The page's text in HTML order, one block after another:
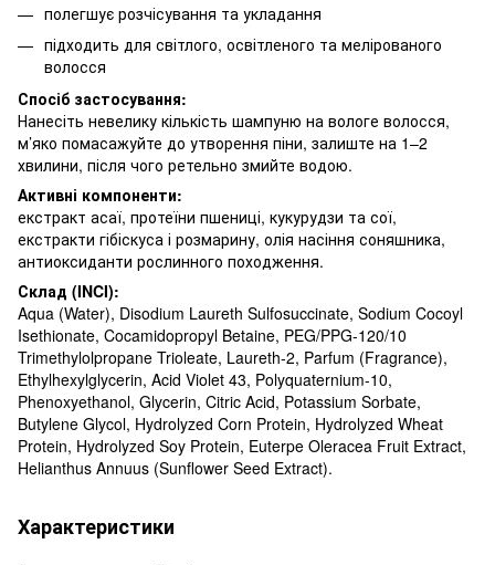
полегшує розчісування та укладання
підходить для світлого, освітленого та мелірованого
волосся
Спосіб застосування:
Нанесіть невелику кількість шампуню на вологе волосся,
м’яко помасажуйте до утворення піни, залиште на 1–2
хвилини, після чого ретельно змийте водою.
Активні компоненти:
екстракт асаї, протеїни пшениці, кукурудзи та сої,
екстракти гібіскуса і розмарину, олія насіння соняшника,
антиоксиданти рослинного походження.
Склад (INCI):
Aqua (Water), Disodium Laureth Sulfosuccinate, Sodium Cocoyl
Isethionate, Cocamidopropyl Betaine, PEG/PPG-120/10
Trimethylolpropane Trioleate, Laureth-2, Parfum (Fragrance),
Ethylhexylglycerin, Acid Violet 43, Polyquaternium-10,
Phenoxyethanol, Glycerin, Citric Acid, Potassium Sorbate,
Butylene Glycol, Hydrolyzed Corn Protein, Hydrolyzed Wheat
Protein, Hydrolyzed Soy Protein, Euterpe Oleracea Fruit Extract,
Helianthus Annuus (Sunflower Seed Extract).
Характеристики